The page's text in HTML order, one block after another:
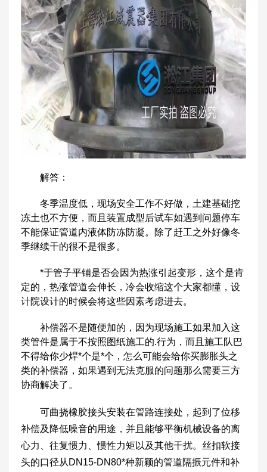
解答：
冬季温度低，现场安全工作不好做，土建基础挖
冻土也不方便，而且装置成型后试车如遇到问题停车
不能保证管道内液体防冻防凝。除了赶工之外好像冬
季继续干的很不是很多。
*于管子平铺是否会因为热涨引起变形，这个是肯
定的，热涨管道会伸长，冷会收缩这个大家都懂，设
计院设计的时候会将这些因素考虑进去。
补偿器不是随便加的，因为现场施工如果加入这
类管件是属于不按照图纸施工的.行为，而且施工队巴
不得给你少焊*个是*个，怎么可能会给你买膨胀头之
类的补偿器，如果遇到无法克服的问题那么需要三方
协商解决了。
可曲挠橡胶接头安装在管路连接处，起到了位移
补偿及降低噪音的用途，并且能够平衡机械设备的离
心力、往复惯力、惯性力矩以及其他干扰。丝扣软接
头的口径从DN15-DN80*种新颖的管道隔振元件和补